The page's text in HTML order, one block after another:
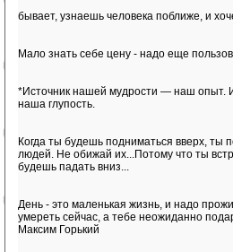
бывает, узнаешь человека поближе, и
Мало знать себе цену - надо еще
*Источник нашей мудрости — наш опыт.
наша глупость.
Когда ты будешь подниматься вверх, ты
людей. Не обижай их...Потому что ты
будешь падать вниз...
День - это маленькая жизнь, и надо
умереть сейчас, а тебе неожиданно
Максим Горький